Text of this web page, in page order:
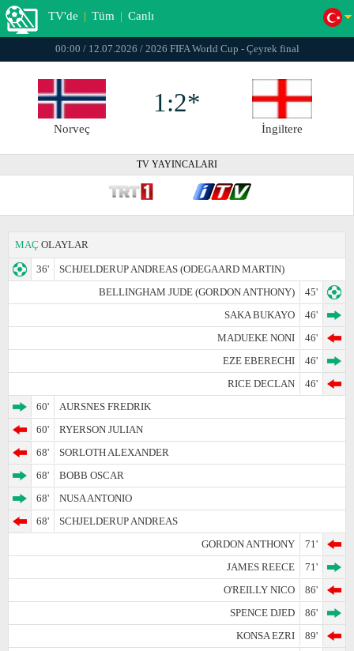
TV'de | Tüm | Canlı
00:00 / 12.07.2026 / 2026 FIFA World Cup - Çeyrek final
Norveç
1:2*
İngiltere
TV YAYINCALARI
MAÇ OLAYLAR
36'
SCHJELDERUP ANDREAS (ODEGAARD MARTIN)
BELLINGHAM JUDE (GORDON ANTHONY)
45'
SAKA BUKAYO
46'
MADUEKE NONI
46'
EZE EBERECHI
46'
RICE DECLAN
46'
60'
AURSNES FREDRIK
60'
RYERSON JULIAN
68'
SORLOTH ALEXANDER
68'
BOBB OSCAR
68'
NUSA ANTONIO
68'
SCHJELDERUP ANDREAS
GORDON ANTHONY
71'
JAMES REECE
71'
O'REILLY NICO
86'
SPENCE DJED
86'
KONSA EZRI
89'